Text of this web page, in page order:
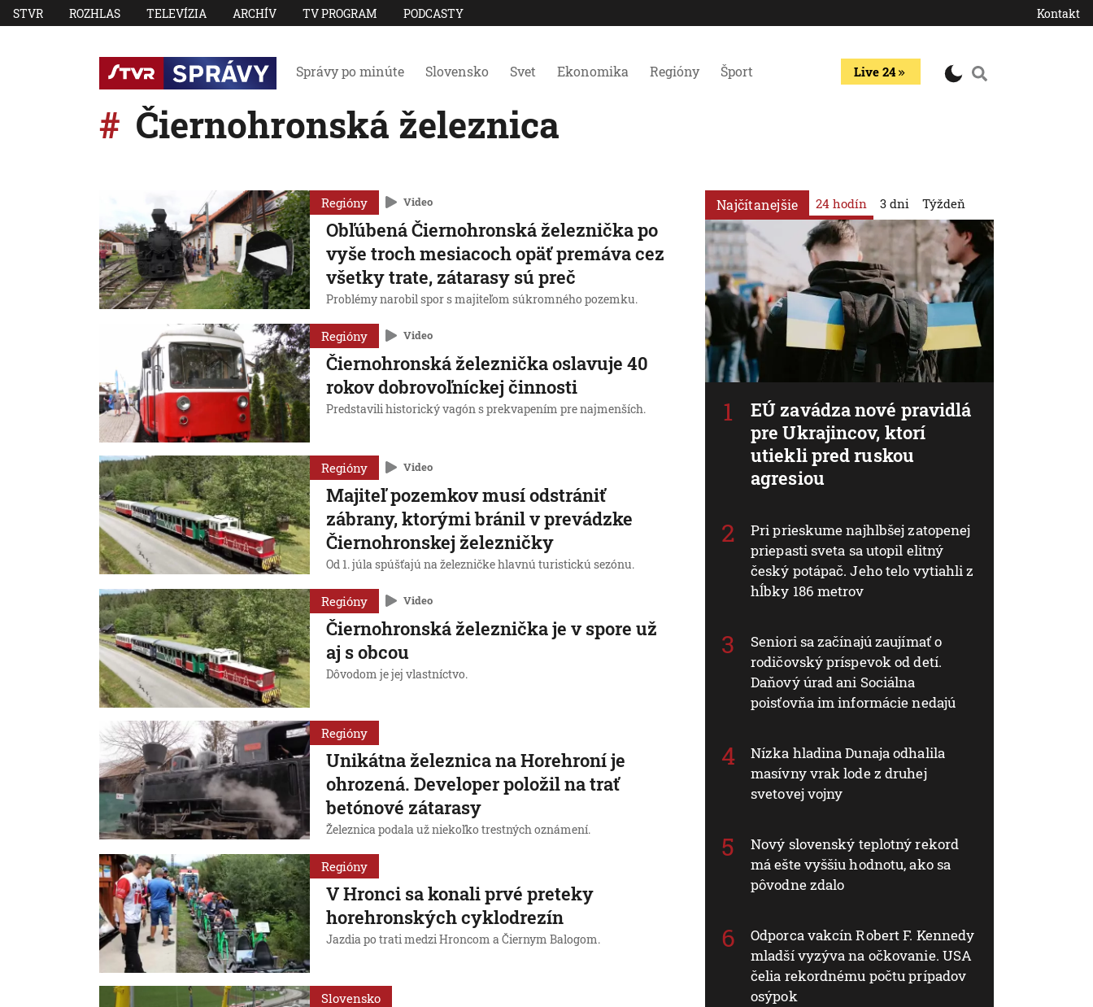
STVR ROZHLAS TELEVÍZIA ARCHÍV TV PROGRAM PODCASTY Kontakt
Správy po minúte Slovensko Svet Ekonomika Regióny Šport Live 24
Čiernohronská železnica
Regióny Video
Obľúbená Čiernohronská železnička po
vyše troch mesiacoch opäť premáva cez
všetky trate, zátarasy sú preč
Problémy narobil spor s majiteľom súkromného pozemku.
Regióny Video
Čiernohronská železnička oslavuje 40
rokov dobrovoľníckej činnosti
Predstavili historický vagón s prekvapením pre najmenších.
Regióny Video
Majiteľ pozemkov musí odstrániť
zábrany, ktorými bránil v prevádzke
Čiernohronskej železničky
Od 1. júla spúšťajú na železničke hlavnú turistickú sezónu.
Regióny Video
Čiernohronská železnička je v spore už
aj s obcou
Dôvodom je jej vlastníctvo.
Regióny
Unikátna železnica na Horehroní je
ohrozená. Developer položil na trať
betónové zátarasy
Železnica podala už niekoľko trestných oznámení.
Regióny
V Hronci sa konali prvé preteky
horehronských cyklodrezín
Jazdia po trati medzi Hroncom a Čiernym Balogom.
Slovensko
Najčítanejšie 24 hodín
EÚ zavádza nové pravidlá
pre Ukrajincov, ktorí
utiekli pred ruskou
agresiou
Pri prieskume najhlbšej zatopenej
priepasti sveta sa utopil elitný
český potápač. Jeho telo vytiahli z
hĺbky 186 metrov
Seniori sa začínajú zaujímať o
rodičovský príspevok od detí.
Daňový úrad ani Sociálna
poisťovňa im informácie nedajú
Nízka hladina Dunaja odhalila
masívny vrak lode z druhej
svetovej vojny
Nový slovenský teplotný rekord
má ešte vyššiu hodnotu, ako sa
pôvodne zdalo
Odporca vakcín Robert F. Kennedy
mladší vyzýva na očkovanie. USA
čelia rekordnému počtu prípadov
osýpok
3 dni Týždeň